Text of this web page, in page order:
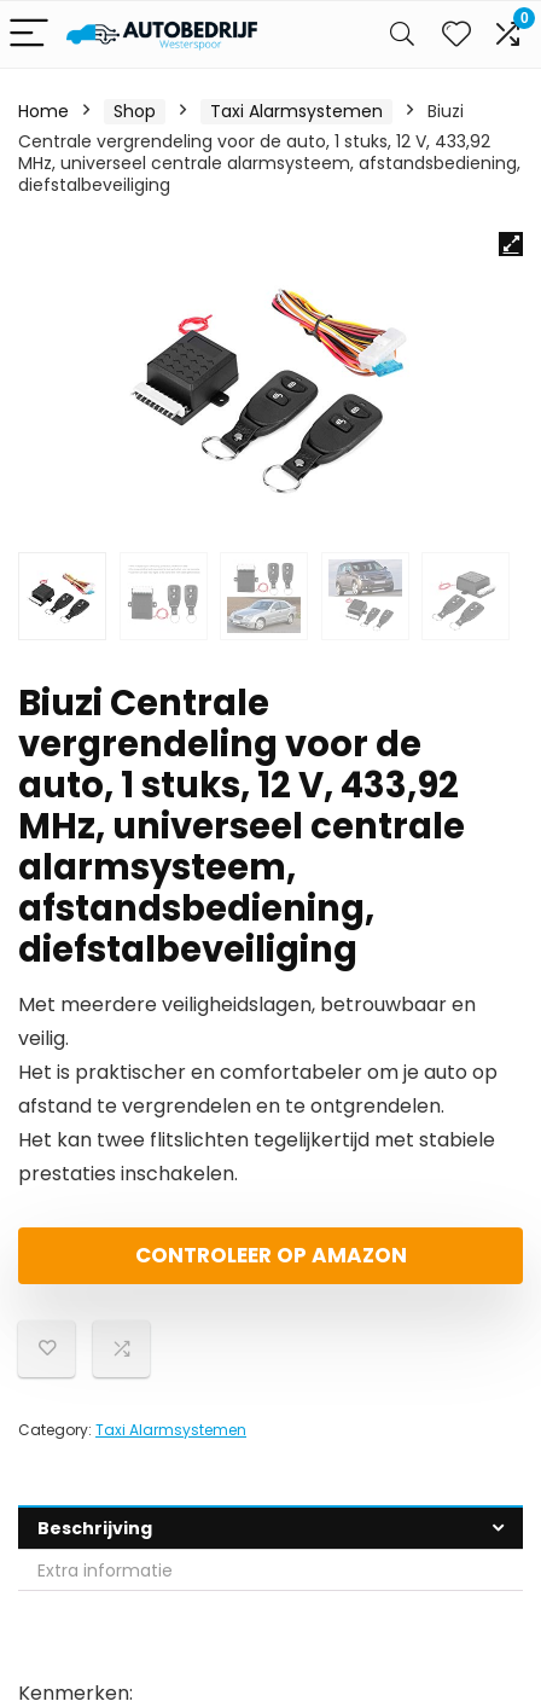
0
Home Shop Taxi Alarmsystemen
Biuzi
Centrale vergrendeling voor de auto, 1 stuks, 12 V, 433,92
MHz, universeel centrale alarmsysteem, afstandsbediening,
diefstalbeveiliging
Biuzi Centrale
vergrendeling voor de
auto, 1 stuks, 12 V, 433,92
MHz, universeel centrale
alarmsysteem,
afstandsbediening,
diefstalbeveiliging
Met meerdere veiligheidslagen, betrouwbaar en
veilig.
Het is praktischer en comfortabeler om je auto op
afstand te vergrendelen en te ontgrendelen.
Het kan twee flitslichten tegelijkertijd met stabiele
prestaties inschakelen.
CONTROLEER OP AMAZON
Category: Taxi Alarmsystemen
Beschrijving
Extra informatie
Kenmerken: